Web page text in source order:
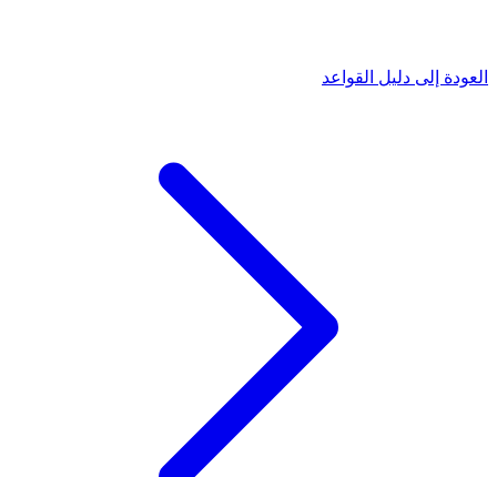
العودة إلى دليل القواعد